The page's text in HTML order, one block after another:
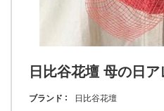
日比谷花壇 母の日ア
ブランド 日比谷花壇